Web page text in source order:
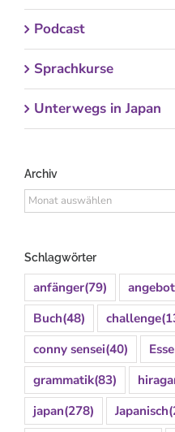
Podcast
Sprachkurse
Unterwegs in Japan
Archiv
Archiv
Schlagwörter
anfänger(79) angebot
Buch(48) challenge
conny sensei(40)
grammatik(83)
japan(278) Japanisch